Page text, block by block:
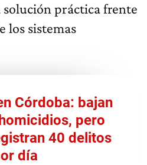
práctica frente
los sistemas
Córdoba: bajan
pero
40 delitos
día